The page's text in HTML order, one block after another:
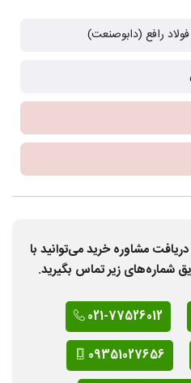
رافع (دابوصنعت)
مشاوره خرید می‌توانید با
شماره‌های زیر تماس بگیرید.
021-77526012
09351027656